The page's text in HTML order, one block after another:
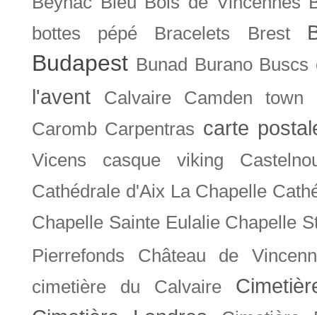
bottes pépé
Bracelets Brest
Budapest Bunad Burano Buscs
l'avent Calvaire Camden town
Caromb Carpentras carte
Vicens casque viking
Cathédrale d'Aix La Chapelle
Chapelle Sainte Eulalie Chapelle
Pierrefonds
Château de
cimetière du Calvaire